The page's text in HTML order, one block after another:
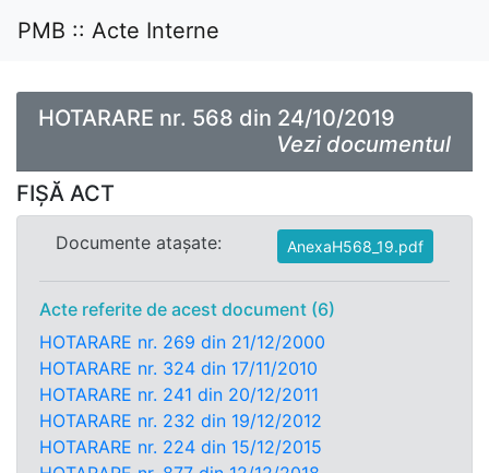
PMB :: Acte Interne
HOTARARE nr. 568 din 24/10/2019
Vezi documentul
FIȘĂ ACT
Documente atașate: AnexaH568_19.pdf
Acte referite de acest document (6)
HOTARARE nr. 269 din 21/12/2000
HOTARARE nr. 324 din 17/11/2010
HOTARARE nr. 241 din 20/12/2011
HOTARARE nr. 232 din 19/12/2012
HOTARARE nr. 224 din 15/12/2015